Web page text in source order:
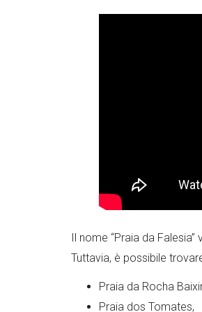
Il nome “Praia da
Tuttavia, è possibile
Praia da Rocha
Praia dos Tomates,